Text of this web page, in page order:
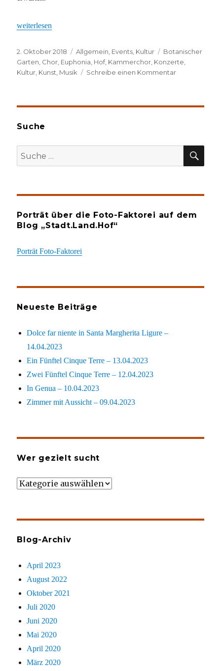
„Tolles Konzert!“
weiterlesen
Veröffentlicht
am
2. Oktober 2018 Kategorien
Allgemein Events Kultur Schlagwörter
Botanischer
Garten Chor Euphonia Hof, Kammerchor Konzerte
Kultur Kunst Musik Schreibe einen Kommentarzu
Suche
Suche
nach:
Porträt über die Foto-Faktorei auf dem
Blog „Stadt.Land.Hof“
Porträt Foto-Faktorei
Neueste Beiträge
Dolce far niente in Santa Margherita Ligure –
14.04.2023
Ein Fünftel Cinque Terre – 13.04.2023
Zwei Fünftel Cinque Terre – 12.04.2023
In Genua – 10.04.2023
Zimmer mit Aussicht – 09.04.2023
Wer gezielt sucht
Wer
Blog-Archiv
April 2023
August 2022
Oktober 2021
Juli 2020
Juni 2020
Mai 2020
April 2020
März 2020